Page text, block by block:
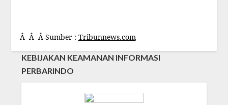
Â Â Â Sumber : Tribunnews.com
KEBIJAKAN KEAMANAN INFORMASI
PERBARINDO